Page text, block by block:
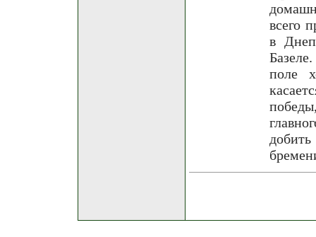
всего
в
поле